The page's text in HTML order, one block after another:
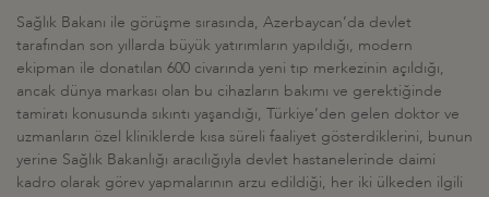
Sağlık Bakanı ile görüşme sırasında, Azerbaycan’da devlet
tarafından son yıllarda büyük yatırımların yapıldığı, modern
ekipman ile donatılan 600 civarında yeni tıp merkezinin açıldığı,
ancak dünya markası olan bu cihazların bakımı ve gerektiğinde
tamiratı konusunda sıkıntı yaşandığı, Türkiye’den gelen doktor ve
uzmanların özel kliniklerde kısa süreli faaliyet gösterdiklerini, bunun
yerine Sağlık Bakanlığı aracılığıyla devlet hastanelerinde daimi
kadro olarak görev yapmalarının arzu edildiği, her iki ülkeden ilgili